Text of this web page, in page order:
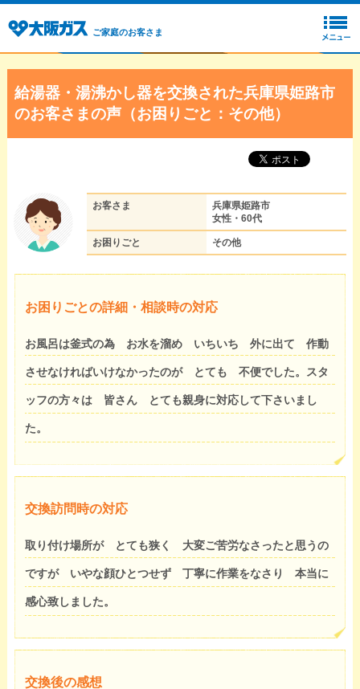
ご家庭のお客さま
給湯器・湯沸かし器を交換された兵庫県姫路市
のお客さまの声（お困りごと：その他）
お客さま
兵庫県姫路市
女性・60代
お困りごと その他
お困りごとの詳細・相談時の対応
お風呂は釜式の為 お水を溜め いちいち 外に出て 作動
させなければいけなかったのが とても 不便でした。スタ
ッフの方々は 皆さん とても親身に対応して下さいまし
た。
交換訪問時の対応
取り付け場所が とても狭く 大変ご苦労なさったと思うの
ですが いやな顔ひとつせず 丁寧に作業をなさり 本当に
感心致しました。
交換後の感想